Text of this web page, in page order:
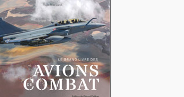
h
e
r
c
h
e